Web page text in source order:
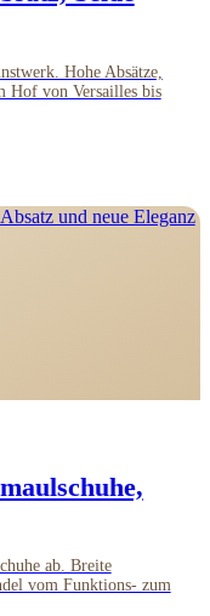
Hohe Absätze,
Hof von Versailles bis
ab. Breite
vom Funktions- zum